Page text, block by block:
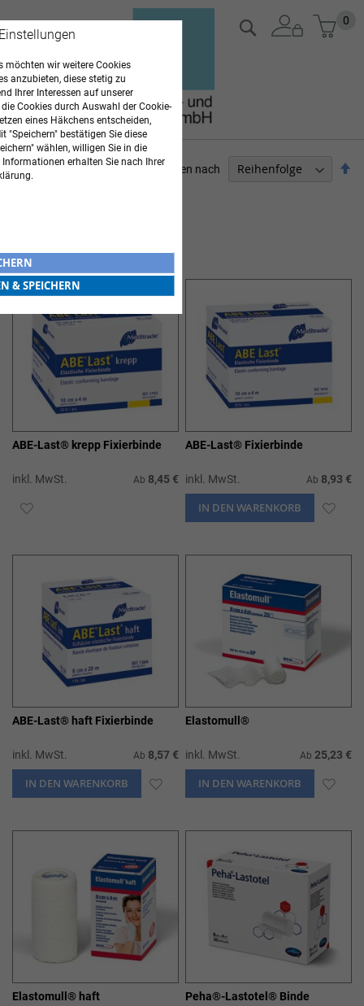
Zum
Inhalt
0
Suche
Sortieren nach
ABE-Last® krepp Fixierbinde
inkl. MwSt. Ab 8,45 €
ZUR
ABE-Last® Fixierbinde
inkl. MwSt. Ab 8,93 €
IN DEN WARENKORB ZUR
ABE-Last® haft Fixierbinde
inkl. MwSt. Ab 8,57 €
IN DEN WARENKORB ZUR
Elastomull®
inkl. MwSt. Ab 25,23 €
IN DEN WARENKORB ZUR
Elastomull® haft Peha®-Lastotel® Binde
möchten wir weitere Cookies
anzubieten, diese stetig zu
Ihrer Interessen auf unserer
Cookies durch Auswahl der Cookie-
eines Häkchens entscheiden,
"Speichern" bestätigen Sie diese
wählen, willigen Sie in die
erhalten Sie nach Ihrer
& SPEICHERN